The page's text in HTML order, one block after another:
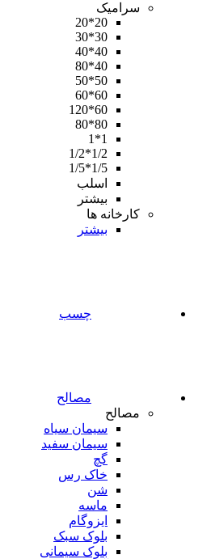
سرامیک
20*20
30*30
40*40
40*80
50*50
60*60
60*120
80*80
1*1
1/2*1/2
1/5*1/5
اسلب
بیشتر
کارخانه ها
بیشتر
چسب
مصالح
مصالح
سیمان سیاه
سیمان سفید
گچ
خاک رس
شن
ماسه
ایزوگام
بلوک سبک
بلوک سیمانی